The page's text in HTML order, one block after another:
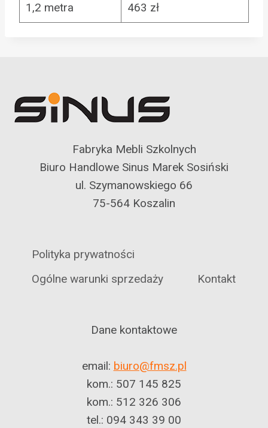
1,2 metra 463 zł
Fabryka Mebli Szkolnych
Biuro Handlowe Sinus Marek Sosiński
ul. Szymanowskiego 66
75-564 Koszalin
Polityka prywatności
Ogólne warunki sprzedaży
Kontakt
Dane kontaktowe
email: biuro@fmsz.pl
kom.: 507 145 825
kom.: 512 326 306
tel.: 094 343 39 00